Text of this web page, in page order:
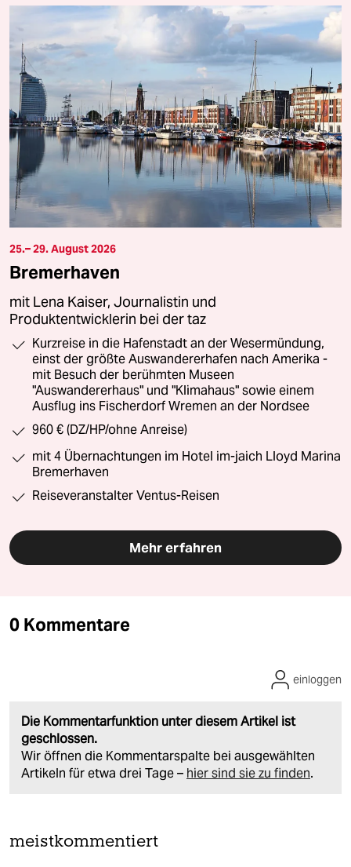
25.– 29. August 2026
Bremerhaven
mit Lena Kaiser, Journalistin und
Produktentwicklerin bei der taz
Kurzreise in die Hafenstadt an der Wesermündung,
einst der größte Auswandererhafen nach Amerika -
mit Besuch der berühmten Museen
"Auswandererhaus" und "Klimahaus" sowie einem
Ausflug ins Fischerdorf Wremen an der Nordsee
960 € (DZ/HP/ohne Anreise)
mit 4 Übernachtungen im Hotel im-jaich Lloyd Marina
Bremerhaven
Reiseveranstalter Ventus-Reisen
Mehr erfahren
0 Kommentare
Die Kommentarfunktion unter diesem Artikel ist
geschlossen.
Wir öffnen die Kommentarspalte bei ausgewählten
Artikeln für etwa drei Tage – hier sind sie zu finden.
einloggen
meistkommentiert